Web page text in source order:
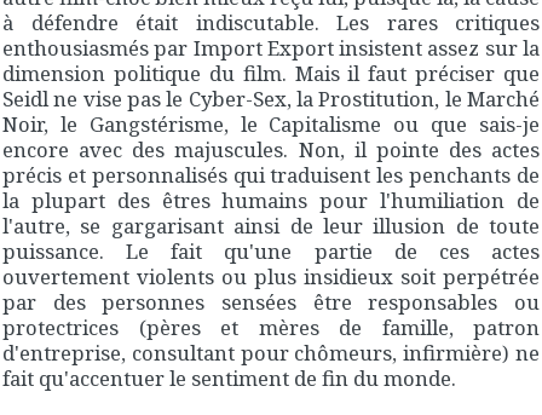
à défendre était indiscutable. Les rares critiques
enthousiasmés par Import Exportinsistent assez sur la
dimension politique du film. Mais il faut préciser que
Seidl ne vise pas le Cyber-Sex, la Prostitution, le Marché
Noir, le Gangstérisme, le Capitalisme ou que sais-je
encore avec des majuscules. Non, il pointe des actes
précis et personnalisés qui traduisent les penchants de
la plupart des êtres humains pour l'humiliation de
l'autre, se gargarisant ainsi de leur illusion de toute
puissance. Le fait qu'une partie de ces actes
ouvertement violents ou plus insidieux soit perpétrée
par des personnes sensées être responsables ou
protectrices (pères et mères de famille, patron
d'entreprise, consultant pour chômeurs, infirmière) ne
fait qu'accentuer le sentiment de fin du monde.